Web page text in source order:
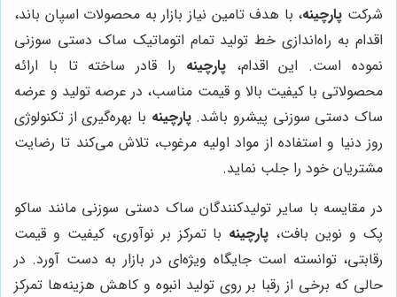
شرکت پارچینه، با هدف تامین نیاز بازار به محصولات اسپان باند،
اقدام به راه‌اندازی خط تولید تمام اتوماتیک ساک دستی سوزنی
نموده است. این اقدام،پارچینه را قادر ساخته تا با ارائه
محصولاتی با کیفیت بالا و قیمت مناسب، در عرصه تولید و عرضه
ساک دستی سوزنی پیشرو باشد.پارچینه با بهره‌گیری از تکنولوژی
روز دنیا و استفاده از مواد اولیه مرغوب، تلاش می‌کند تا رضایت
مشتریان خود را جلب نماید.
در مقایسه با سایر تولیدکنندگان ساک دستی سوزنی مانند ساکو
پک و نوین بافت، پارچینه با تمرکز بر نوآوری، کیفیت و قیمت
رقابتی، توانسته است جایگاه ویژه‌ای در بازار به دست آورد. در
حالی که برخی از رقبا بر روی تولید انبوه و کاهش هزینه‌ها تمرکز